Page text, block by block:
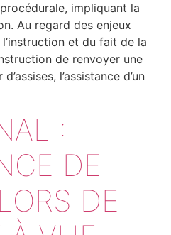
impliquant la
Au regard des enjeux
et du fait de la
de renvoyer une
l’assistance d’un
:
DE
DE